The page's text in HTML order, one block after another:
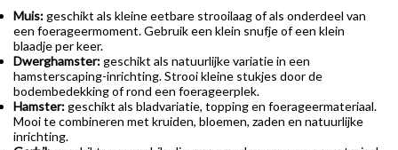
Muis:geschikt als kleine eetbare strooilaag of als onderdeel van
een foerageermoment. Gebruik een klein snufje of een klein
blaadje per keer.
Dwerghamster:geschikt als natuurlijke variatie in een
hamsterscaping-inrichting. Strooi kleine stukjes door de
bodembedekking of rond een foerageerplek.
Hamster:geschikt als bladvariatie, topping en foerageermateriaal.
Mooi te combineren met kruiden, bloemen, zaden en natuurlijke
inrichting.